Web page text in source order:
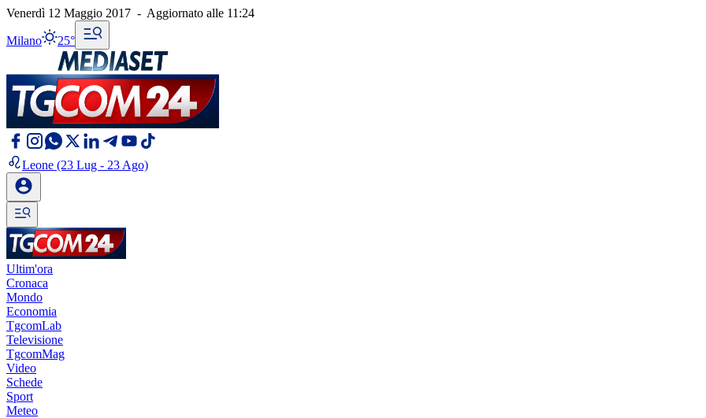
Venerdì 12 Maggio 2017 - Aggiornato alle 11:24
Milano 25°
Leone (23 Lug - 23 Ago)
Ultim'ora
Cronaca
Mondo
Economia
TgcomLab
Televisione
TgcomMag
Video
Schede
Sport
Meteo